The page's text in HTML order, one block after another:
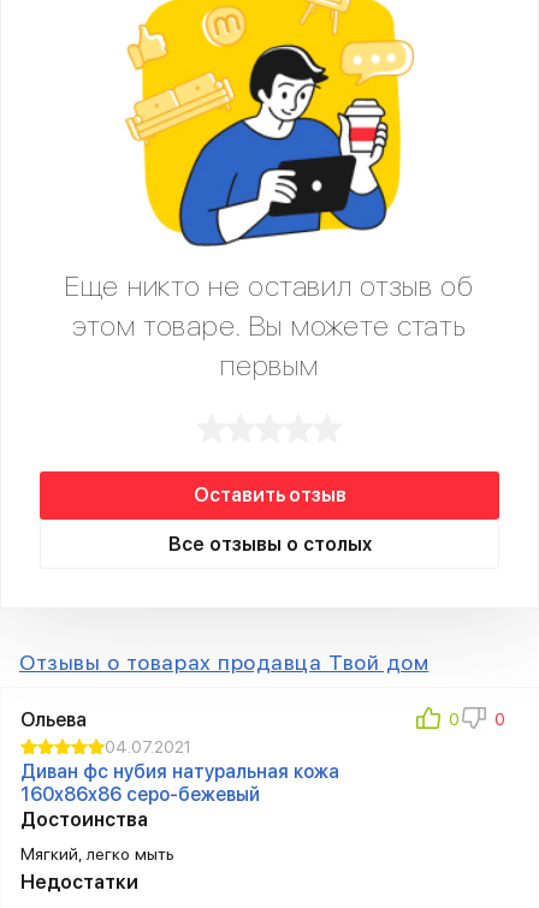
Еще никто не оставил отзыв об
этом товаре. Вы можете стать
первым
Оставить отзыв
Все отзывы о столых
Отзывы о товарах продавца Твой дом
Ольева
04.07.2021
Диван фc нубия натуральная кожа
160x86x86 серо-бежевый
Достоинства
Мягкий, легко мыть
Недостатки